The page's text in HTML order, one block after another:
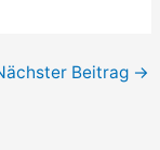
Beitrag →